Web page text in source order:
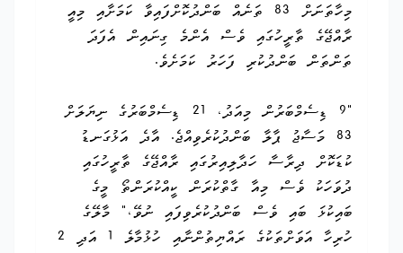
މިހާތަނަށް 83 ތަނެއް ބަންދުކޮށްފައިވާ ކަމަށާއި މިއީ
ރާއްޖޭގެ ތާރީހުގައި ވެސް އެންމެ ގިނައިން އެފަދަ
ތަންތަން ބަންދުކުރި ފަހަރު ކަމަށެވެ.
"9 ޑިސެމްބަރުން މިއަދު، 21 ޑިސެމްބަރުގެ ނިޔަލަށް
83 މަސާޖު ޕާލާ ބަންދުކުރެވިއްޖެ. އާދެ އަޅުގަނޑު
ކުޑަކޮށް ދިރާސާ ހަދާލިއިރުގައި ރާއްޖޭގެ ތާރީހުގައި
ދުވަހަކު ވެސް މިއާ ގާތްކުރަން ކީއްކުރަންތޯ މީގެ
ބައިކުޅަ ބައި ވެސް ބަންދުކުރެވިފައި ނުވޭ،" މާލޭގެ
ހުރިހާ އަވަށްތަކުގެ ރައްޔިތުންނާއި ހުޅުމާލެ 1 އަދި 2